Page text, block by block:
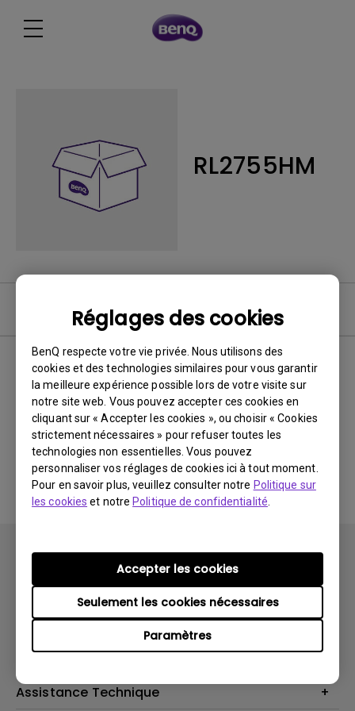
Réglages des cookies
BenQ respecte votre vie privée. Nous utilisons des
cookies et des technologies similaires pour vous garantir
la meilleure expérience possible lors de votre visite sur
notre site web. Vous pouvez accepter ces cookies en
cliquant sur « Accepter les cookies », ou choisir « Cookies
strictement nécessaires » pour refuser toutes les
technologies non essentielles. Vous pouvez
personnaliser vos réglages de cookies ici à tout moment.
Pour en savoir plus, veuillez consulter notre Politique sur
les cookies et notre Politique de confidentialité
Paramètres
Seulement les cookies nécessaires
Accepter les cookies
RL2755HM
FAQ vidéo
0 résultats
Dernières
nouveautés
Aucune vidéo associée
Produits
Vidéoprojecteurs
Éclairage
Business Display
Assistance Technique